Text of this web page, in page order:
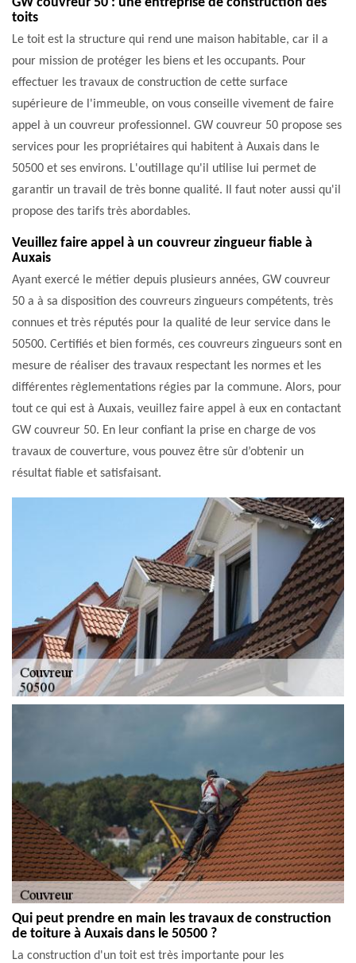
toits
Le toit est la structure qui rend une maison habitable, car il a
pour mission de protéger les biens et les occupants. Pour
effectuer les travaux de construction de cette surface
supérieure de l'immeuble, on vous conseille vivement de faire
appel à un couvreur professionnel. GW couvreur 50 propose ses
services pour les propriétaires qui habitent à Auxais dans le
50500 et ses environs. L'outillage qu'il utilise lui permet de
garantir un travail de très bonne qualité. Il faut noter aussi qu'il
propose des tarifs très abordables.
Veuillez faire appel à un couvreur zingueur fiable à
Auxais
Ayant exercé le métier depuis plusieurs années, GW couvreur
50 a à sa disposition des couvreurs zingueurs compétents, très
connues et très réputés pour la qualité de leur service dans le
50500. Certifiés et bien formés, ces couvreurs zingueurs sont en
mesure de réaliser des travaux respectant les normes et les
différentes règlementations régies par la commune. Alors, pour
tout ce qui est à Auxais, veuillez faire appel à eux en contactant
GW couvreur 50. En leur confiant la prise en charge de vos
travaux de couverture, vous pouvez être sûr d’obtenir un
résultat fiable et satisfaisant.
Qui peut prendre en main les travaux de construction
de toiture à Auxais dans le 50500 ?
La construction d'un toit est très importante pour les